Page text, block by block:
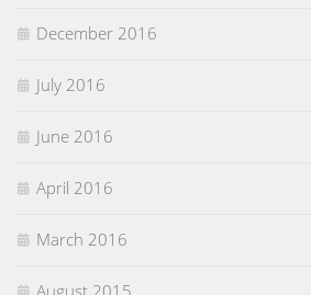
December 2016
July 2016
June 2016
April 2016
March 2016